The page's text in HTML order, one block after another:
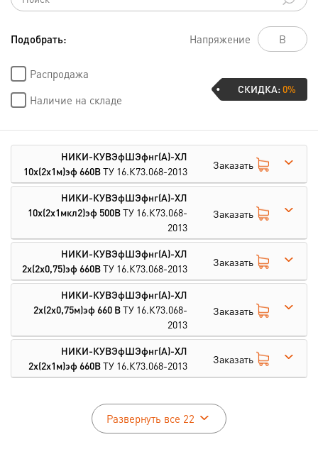
Подобрать: Напряжение
Распродажа
Наличие на складе
СКИДКА:0%
НИКИ-КУВЭфШЭфнг(А)-ХЛ
10х(2х1м)эф 660ВТУ 16.К73.068-2013 Заказать
НИКИ-КУВЭфШЭфнг(А)-ХЛ
10х(2х1мкл2)эф 500ВТУ 16.К73.068-
2013
Заказать
НИКИ-КУВЭфШЭфнг(А)-ХЛ
2х(2х0,75)эф 660ВТУ 16.К73.068-2013 Заказать
НИКИ-КУВЭфШЭфнг(А)-ХЛ
2х(2х0,75м)эф 660 ВТУ 16.К73.068-
2013
Заказать
НИКИ-КУВЭфШЭфнг(А)-ХЛ
2х(2х1м)эф 660ВТУ 16.К73.068-2013 Заказать
Развернуть все 22